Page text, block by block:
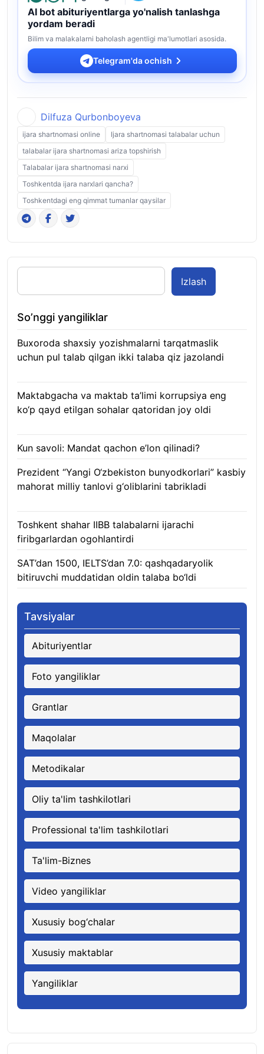
AI bot abituriyentlarga yo'nalish tanlashga
yordam beradi
Bilim va malakalarni baholash agentligi ma'lumotlari asosida.
Telegram'da ochish
Dilfuza Qurbonboyeva
ijara shartnomasi online
Ijara shartnomasi talabalar uchun
talabalar ijara shartnomasi ariza topshirish
Talabalar ijara shartnomasi narxi
Toshkentda ijara narxlari qancha?
Toshkentdagi eng qimmat tumanlar qaysilar
Izlash
So’nggi yangiliklar
Buxoroda shaxsiy yozishmalarni tarqatmaslik
uchun pul talab qilgan ikki talaba qiz jazolandi
Maktabgacha va maktab ta’limi korrupsiya eng
ko‘p qayd etilgan sohalar qatoridan joy oldi
Kun savoli: Mandat qachon e’lon qilinadi?
Prezident “Yangi O‘zbekiston bunyodkorlari” kasbiy
mahorat milliy tanlovi g‘oliblarini tabrikladi
Toshkent shahar IIBB talabalarni ijarachi
firibgarlardan ogohlantirdi
SAT’dan 1500, IELTS’dan 7.0: qashqadaryolik
bitiruvchi muddatidan oldin talaba bo‘ldi
Tavsiyalar
Abituriyentlar
Foto yangiliklar
Grantlar
Maqolalar
Metodikalar
Oliy ta'lim tashkilotlari
Professional ta'lim tashkilotlari
Ta'lim-Biznes
Video yangiliklar
Xususiy bog‘chalar
Xususiy maktablar
Yangiliklar